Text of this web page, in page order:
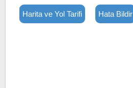
Harita ve Yol Tarifi Hata Bildir